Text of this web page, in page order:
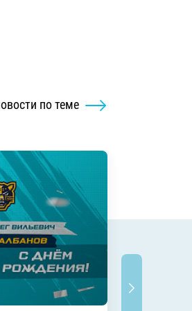
по теме